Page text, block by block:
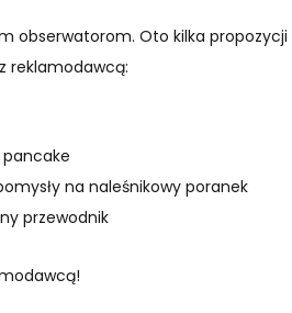
obserwatorom. Oto kilka propozycji
reklamodawcą:
na naleśnikowy poranek
przewodnik